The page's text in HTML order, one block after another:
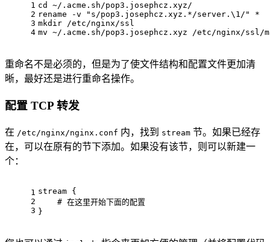
1
2
3
4
cd ~/.acme.sh/pop3.josephcz.xyz/
rename -v "s/pop3.josephcz.xyz.*/server.\1/" *
mkdir /etc/nginx/ssl
mv ~/.acme.sh/pop3.josephcz.xyz /etc/nginx/ssl/
重命名不是必须的，但是为了使文件结构和配置文件更加清
晰，最好还是进行重命名操作。
配置 TCP 转发
在 /etc/nginx/nginx.conf 内，找到 stream 节。如果已经存
在，可以在原有的节下添加。如果没有该节，则可以新建一
个：
1
2
3
stream {
    # 在这里开始下面的配置
}